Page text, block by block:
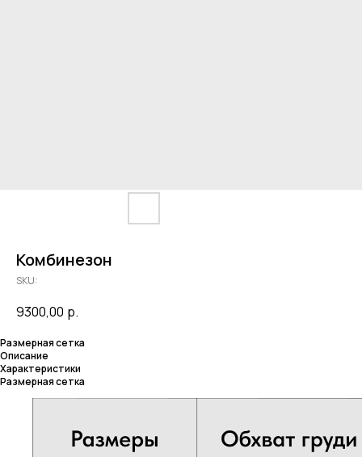
Комбинезон
SKU:
9300,00 р.
Размерная сетка
Описание
Характеристики
Размерная сетка